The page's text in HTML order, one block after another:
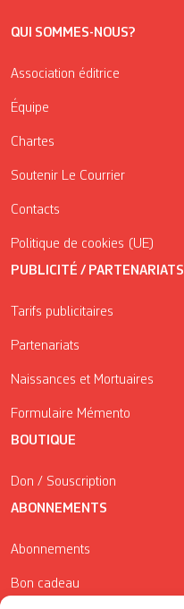
QUI SOMMES-NOUS?
Association éditrice
Équipe
Chartes
Soutenir Le Courrier
Contacts
Politique de cookies (UE)
PUBLICITÉ / PARTENARIATS
Tarifs publicitaires
Partenariats
Naissances et Mortuaires
Formulaire Mémento
BOUTIQUE
Don / Souscription
ABONNEMENTS
Abonnements
Bon cadeau